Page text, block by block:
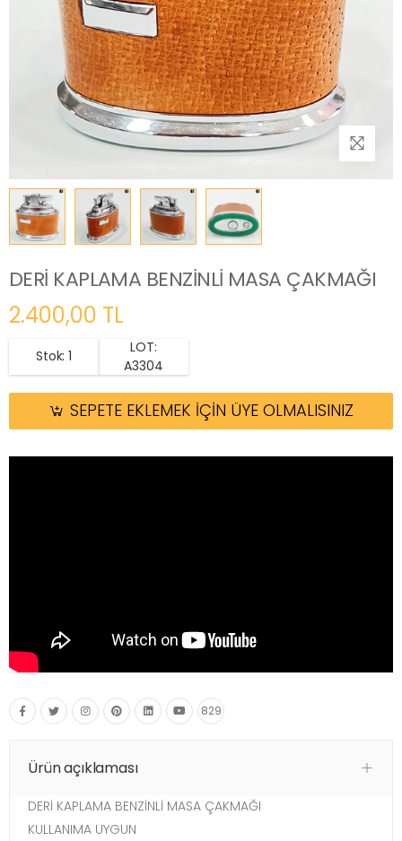
DERİ KAPLAMA BENZİNLİ MASA ÇAKMAĞI
2.400,00 TL
Stok: 1
LOT:
A3304
SEPETE EKLEMEK İÇİN ÜYE OLMALISINIZ
829
Ürün açıklaması
DERİ KAPLAMA BENZİNLİ MASA ÇAKMAĞI
KULLANIMA UYGUN